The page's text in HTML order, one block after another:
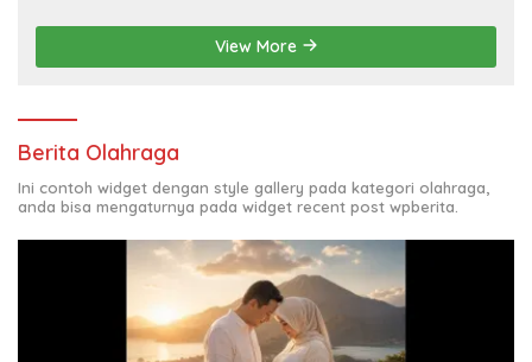
View More
Berita Olahraga
Ini contoh widget dengan style gallery pada kategori olahraga,
anda bisa mengaturnya pada widget recent post wpberita.